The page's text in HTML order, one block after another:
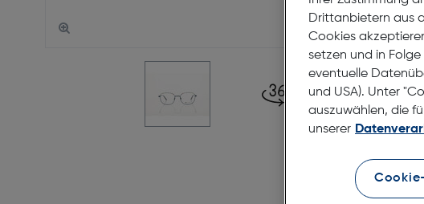
Drittanbietern aus
Cookies
setzen und in
eventuelle
und USA). Unter
auszuwählen, die
unserer